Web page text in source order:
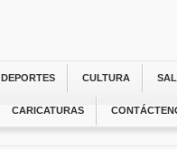
DEPORTES CULTURA
CARICATURAS